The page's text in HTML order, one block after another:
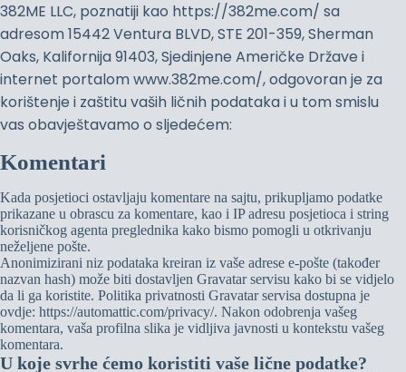
382ME LLC, poznatiji kao https://382me.com/ sa
adresom 15442 Ventura BLVD, STE 201-359, Sherman
Oaks, Kalifornija 91403, Sjedinjene Američke Države i
internet portalom www.382me.com/, odgovoran je za
korištenje i zaštitu vaših ličnih podataka i u tom smislu
vas obavještavamo o sljedećem:
Komentari
Kada posjetioci ostavljaju komentare na sajtu, prikupljamo podatke
prikazane u obrascu za komentare, kao i IP adresu posjetioca i string
korisničkog agenta preglednika kako bismo pomogli u otkrivanju
neželjene pošte.
Anonimizirani niz podataka kreiran iz vaše adrese e-pošte (također
nazvan hash) može biti dostavljen Gravatar servisu kako bi se vidjelo
da li ga koristite. Politika privatnosti Gravatar servisa dostupna je
ovdje: https://automattic.com/privacy/. Nakon odobrenja vašeg
komentara, vaša profilna slika je vidljiva javnosti u kontekstu vašeg
komentara.
U koje svrhe ćemo koristiti vaše lične podatke?